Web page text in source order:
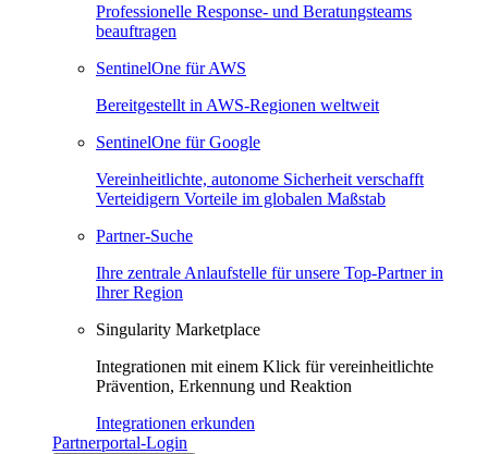
Professionelle Response- und Beratungsteams
beauftragen
SentinelOne für AWS
Bereitgestellt in AWS-Regionen weltweit
SentinelOne für Google
Vereinheitlichte, autonome Sicherheit verschafft
Verteidigern Vorteile im globalen Maßstab
Partner-Suche
Ihre zentrale Anlaufstelle für unsere Top-Partner in
Ihrer Region
Singularity Marketplace
Integrationen mit einem Klick für vereinheitlichte
Prävention, Erkennung und Reaktion
Integrationen erkunden
Partnerportal-Login